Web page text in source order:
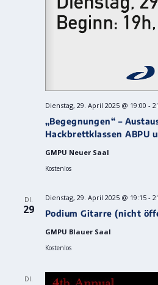
„Begegnungen“ –
Hackbrettklassen ABPU
Dienstag, 29. April 2025 @ 19:00 -
GMPU Neuer Saal
Kostenlos
DI.
29 Podium Gitarre (nicht
Dienstag, 29. April 2025 @ 19:15-
GMPU Blauer Saal
Kostenlos
DI.